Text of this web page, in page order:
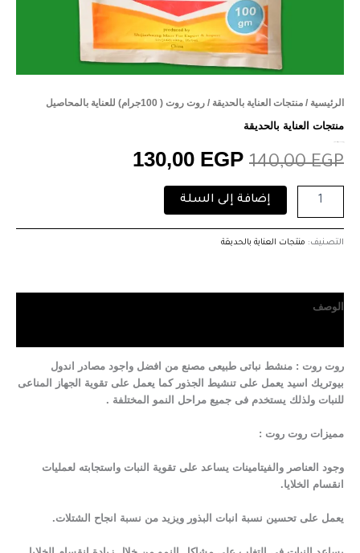
الرئيسية / منتجات العناية بالحديقة / روت روت ( 100جرام) للعناية بالمحاصيل
منتجات العناية بالحديقة
140,00EGP
130,00 EGP
إضافة إلى السلة
التصنيف: منتجات العناية بالحديقة
الوصف
روت روت : منشط نباتى طبيعى مصنع من افضل واجود مصادر اندول
بيوتريك اسيد يعمل على تنشيط الجذور كما يعمل على تقوية الجهاز المناعى
للنبات ولذلك يستخدم فى جميع مراحل النمو المختلفة .
مميزات روت روت :
وجود العناصر والفيتامينات يساعد على تقوية النبات واستجابته لعمليات
انقسام الخلايا.
يعمل على تحسين نسبة انبات البذور ويزيد من نسبة انجاح الشتلات.